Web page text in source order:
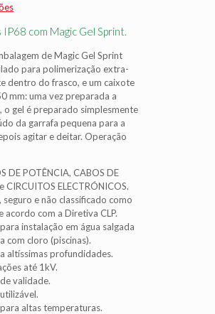
com Magic Gel Sprint.
de Magic Gel Sprint
para polimerização extra-
dentro do frasco, e um caixote
mm: uma vez preparada a
o gel é preparado simplesmente
da garrafa pequena para a
agitar e deitar. Operação
DE POTÊNCIA, CABOS DE
CIRCUITOS ELECTRÓNICOS.
e não classificado como
acordo com a Diretiva CLP.
instalação em água salgada
com cloro (piscinas).
altíssimas profundidades.
até 1kV.
validade.
altas temperaturas.